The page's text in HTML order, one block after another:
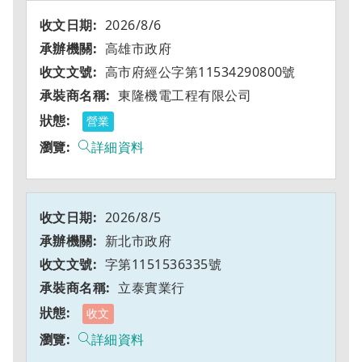
2026/8/6
高雄市政府
高市府經公字第11534290800號
東隆機電工程有限公司
營業
詳細資料
2026/8/5
新北市政府
字第1151536335號
立泰實業行
收文
詳細資料